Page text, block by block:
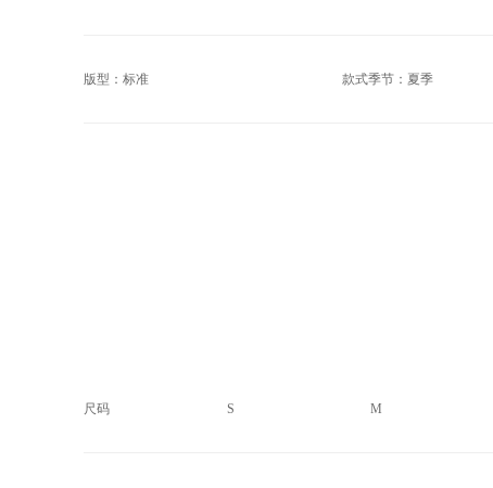
版型：标准 款式季节：夏季
尺码 S M